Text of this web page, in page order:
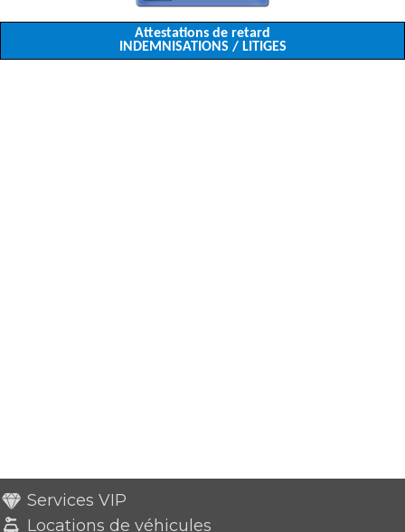
Attestations de retard
INDEMNISATIONS / LITIGES
Services VIP
Locations de véhicules